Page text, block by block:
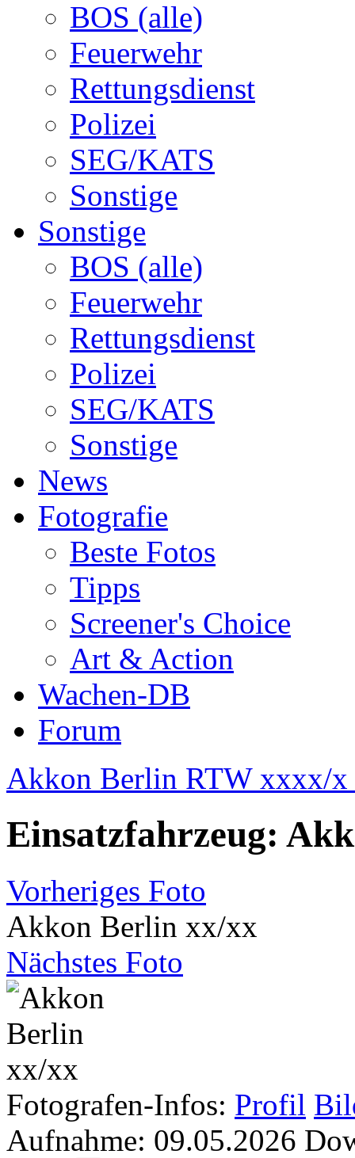
BOS (alle)
Feuerwehr
Rettungsdienst
Polizei
SEG/KATS
Sonstige
Sonstige
BOS (alle)
Feuerwehr
Rettungsdienst
Polizei
SEG/KATS
Sonstige
News
Fotografie
Beste Fotos
Tipps
Screener's Choice
Art & Action
Wachen-DB
Forum
Akkon Berlin RTW xxxx/x
Einsatzfahrzeug:
Vorheriges Foto
Akkon Berlin xx/xx
Nächstes Foto
Fotografen-Infos: Profil
Aufnahme: 09.05.2026